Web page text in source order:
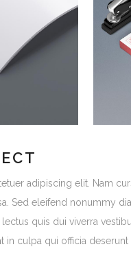
adipiscing elit. Nam
Sed eleifend nonummy
quis dui viverra
in culpa qui officia